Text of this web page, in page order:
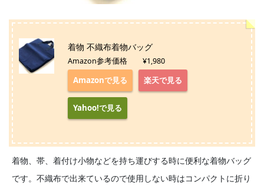
着物 不織布着物バッグ
Amazon参考価格 ¥1,980
Amazonで見る 楽天で見る
Yahoo!で見る
着物、帯、着付け小物などを持ち運びする時に便利な着物バッグ
です。不織布で出来ているので使用しない時はコンパクトに折り